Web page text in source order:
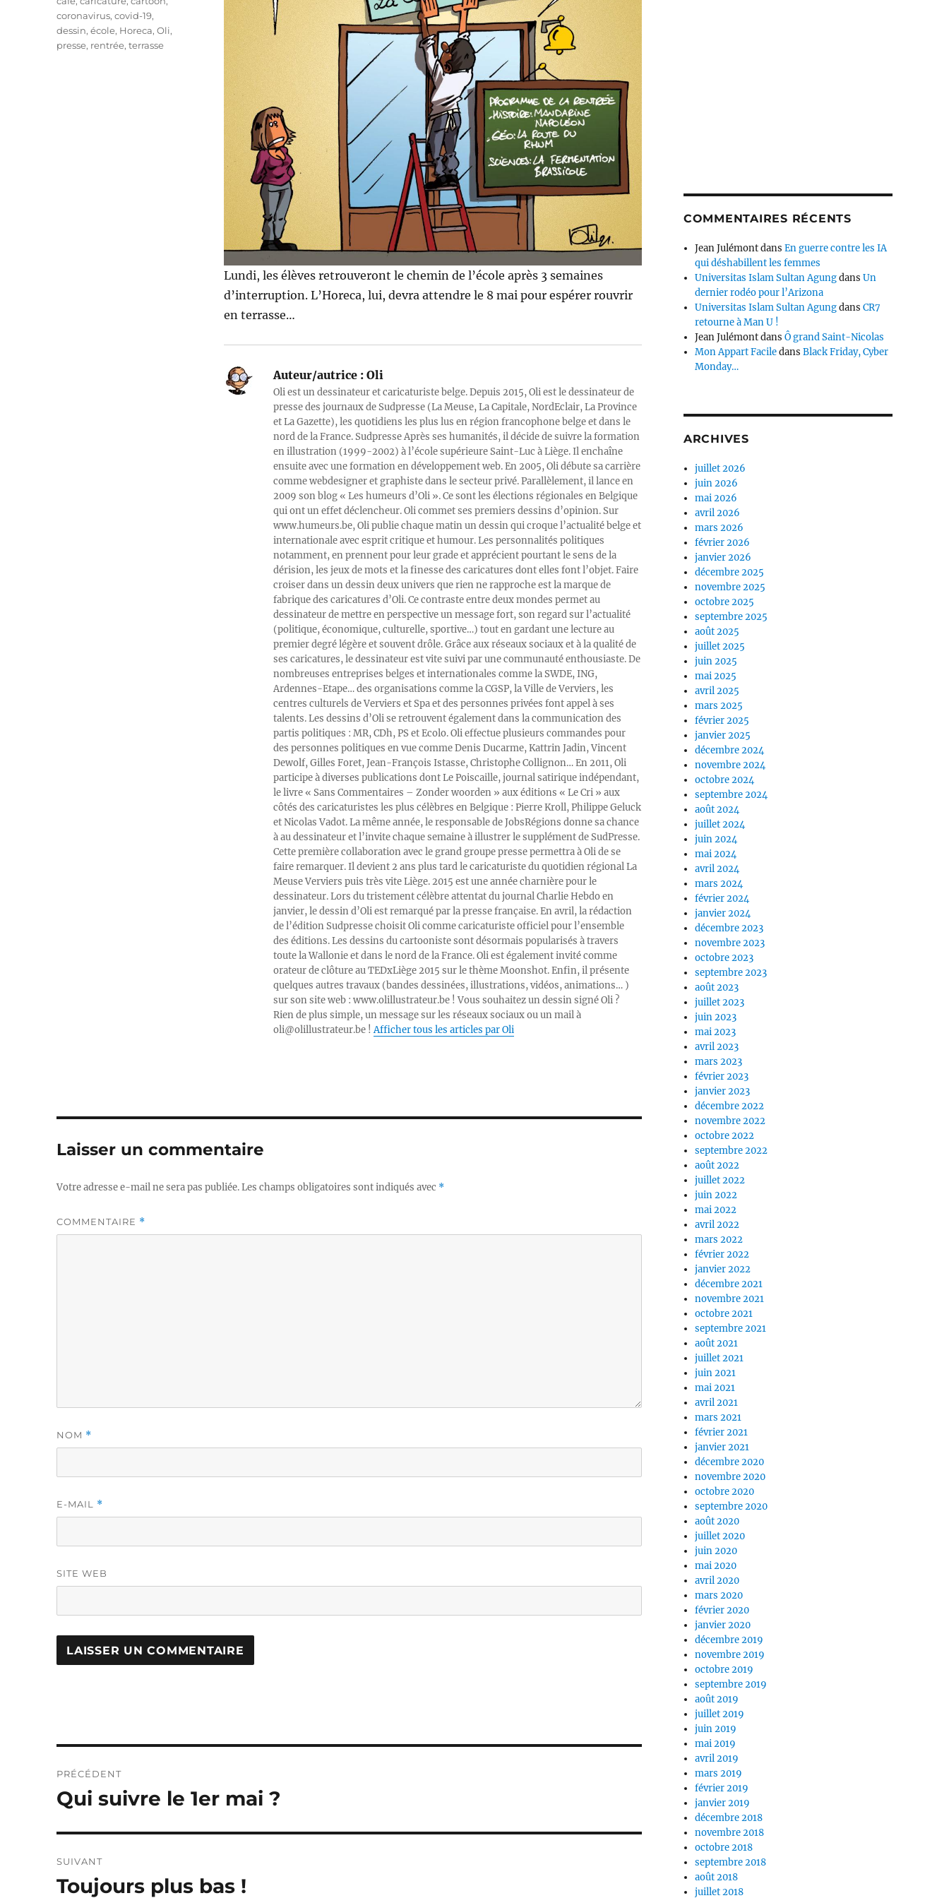
Lundi, les élèves retrouveront le chemin de l’école après 3 semaines
d’interruption. L’Horeca, lui, devra attendre le 8 mai pour espérer rouvrir
en terrasse…
Auteur/autrice :Oli
Oli est un dessinateur et caricaturiste belge. Depuis 2015, Oli est le dessinateur de
presse des journaux de Sudpresse (La Meuse, La Capitale, NordEclair, La Province
et La Gazette), les quotidiens les plus lus en région francophone belge et dans le
nord de la France. Sudpresse Après ses humanités, il décide de suivre la formation
en illustration (1999-2002) à l’école supérieure Saint-Luc à Liège. Il enchaîne
ensuite avec une formation en développement web. En 2005, Oli débute sa carrière
comme webdesigner et graphiste dans le secteur privé. Parallèlement, il lance en
2009 son blog « Les humeurs d’Oli ». Ce sont les élections régionales en Belgique
qui ont un effet déclencheur. Oli commet ses premiers dessins d’opinion. Sur
www.humeurs.be, Oli publie chaque matin un dessin qui croque l’actualité belge et
internationale avec esprit critique et humour. Les personnalités politiques
notamment, en prennent pour leur grade et apprécient pourtant le sens de la
dérision, les jeux de mots et la finesse des caricatures dont elles font l’objet. Faire
croiser dans un dessin deux univers que rien ne rapproche est la marque de
fabrique des caricatures d’Oli. Ce contraste entre deux mondes permet au
dessinateur de mettre en perspective un message fort, son regard sur l’actualité
(politique, économique, culturelle, sportive…) tout en gardant une lecture au
premier degré légère et souvent drôle. Grâce aux réseaux sociaux et à la qualité de
ses caricatures, le dessinateur est vite suivi par une communauté enthousiaste. De
nombreuses entreprises belges et internationales comme la SWDE, ING,
Ardennes-Etape… des organisations comme la CGSP, la Ville de Verviers, les
centres culturels de Verviers et Spa et des personnes privées font appel à ses
talents. Les dessins d’Oli se retrouvent également dans la communication des
partis politiques : MR, CDh, PS et Ecolo. Oli effectue plusieurs commandes pour
des personnes politiques en vue comme Denis Ducarme, Kattrin Jadin, Vincent
Dewolf, Gilles Foret, Jean-François Istasse, Christophe Collignon… En 2011, Oli
participe à diverses publications dont Le Poiscaille, journal satirique indépendant,
le livre « Sans Commentaires – Zonder woorden » aux éditions « Le Cri » aux
côtés des caricaturistes les plus célèbres en Belgique : Pierre Kroll, Philippe Geluck
et Nicolas Vadot. La même année, le responsable de JobsRégions donne sa chance
à au dessinateur et l’invite chaque semaine à illustrer le supplément de SudPresse.
Cette première collaboration avec le grand groupe presse permettra à Oli de se
faire remarquer. Il devient 2 ans plus tard le caricaturiste du quotidien régional La
Meuse Verviers puis très vite Liège. 2015 est une année charnière pour le
dessinateur. Lors du tristement célèbre attentat du journal Charlie Hebdo en
janvier, le dessin d’Oli est remarqué par la presse française. En avril, la rédaction
de l’édition Sudpresse choisit Oli comme caricaturiste officiel pour l’ensemble
des éditions. Les dessins du cartooniste sont désormais popularisés à travers
toute la Wallonie et dans le nord de la France. Oli est également invité comme
orateur de clôture au TEDxLiège 2015 sur le thème Moonshot. Enfin, il présente
quelques autres travaux (bandes dessinées, illustrations, vidéos, animations… )
sur son site web : www.olillustrateur.be ! Vous souhaitez un dessin signé Oli ?
Rien de plus simple, un message sur les réseaux sociaux ou un mail à
oli@olillustrateur.be !Afficher tous les articles par Oli
coronavirus,covid-19,
dessin,école, Horeca,Oli,
presse, rentrée,terrasse
Laisser un commentaire
Votre adresse e-mail ne sera pas publiée.Les champs obligatoires sont indiqués avec *
COMMENTAIRE *
NOM *
E-MAIL *
SITE WEB
de
PRÉCÉDENT
Publication
Qui suivre le 1er mai ?
SUIVANT
Publication
Toujours plus bas !
COMMENTAIRES RÉCENTS
Jean JulémontdansEn guerre contre les IA
qui déshabillent les femmes
Universitas Islam Sultan AgungdansUn
dernier rodéo pour l’Arizona
Universitas Islam Sultan AgungdansCR7
retourne à Man U !
Jean JulémontdansÔ grand Saint-Nicolas
Mon Appart FaciledansBlack Friday, Cyber
Monday…
ARCHIVES
juillet 2026
juin 2026
mai 2026
avril 2026
mars 2026
février 2026
janvier 2026
décembre 2025
novembre 2025
octobre 2025
septembre 2025
août 2025
juillet 2025
juin 2025
mai 2025
avril 2025
mars 2025
février 2025
janvier 2025
décembre 2024
novembre 2024
octobre 2024
septembre 2024
août 2024
juillet 2024
juin 2024
mai 2024
avril 2024
mars 2024
février 2024
janvier 2024
décembre 2023
novembre 2023
octobre 2023
septembre 2023
août 2023
juillet 2023
juin 2023
mai 2023
avril 2023
mars 2023
février 2023
janvier 2023
décembre 2022
novembre 2022
octobre 2022
septembre 2022
août 2022
juillet 2022
juin 2022
mai 2022
avril 2022
mars 2022
février 2022
janvier 2022
décembre 2021
novembre 2021
octobre 2021
septembre 2021
août 2021
juillet 2021
juin 2021
mai 2021
avril 2021
mars 2021
février 2021
janvier 2021
décembre 2020
novembre 2020
octobre 2020
septembre 2020
août 2020
juillet 2020
juin 2020
mai 2020
avril 2020
mars 2020
février 2020
janvier 2020
décembre 2019
novembre 2019
octobre 2019
septembre 2019
août 2019
juillet 2019
juin 2019
mai 2019
avril 2019
mars 2019
février 2019
janvier 2019
décembre 2018
novembre 2018
octobre 2018
septembre 2018
août 2018
juillet 2018